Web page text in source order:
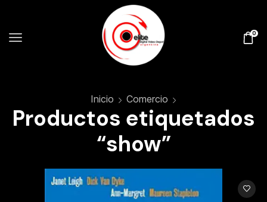
0
Inicio Comercio
Productos etiquetados
“show”